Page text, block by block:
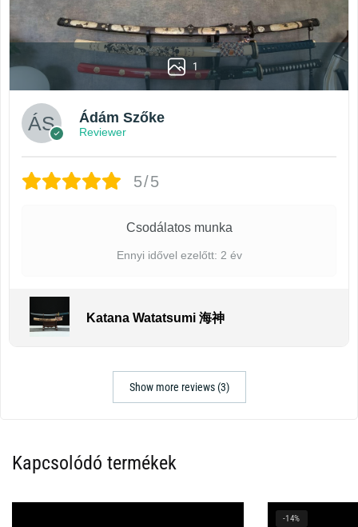
1
Ádám Szőke
Reviewer
5/5
Csodálatos munka
Ennyi idővel ezelőtt: 2 év
Katana Watatsumi 海神
Show more reviews (3)
Kapcsolódó termékek
-14%